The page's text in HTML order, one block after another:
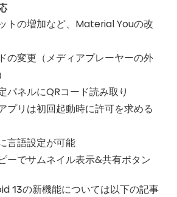
トの増加など、Material Youの改
の変更（メディアプレーヤーの外
パネルにQRコード読み取り
プリは初回起動時に許可を求める
言語設定が可能
ーでサムネイル表示&共有ボタン
13の新機能については以下の記事